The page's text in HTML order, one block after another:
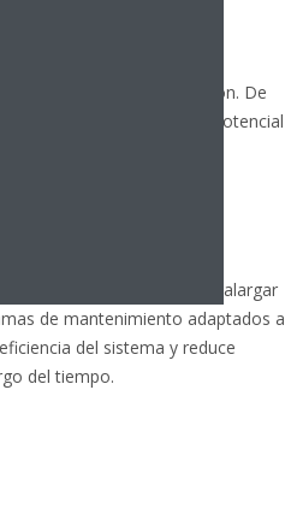
el control de la instalación. De
el máximo partido del potencial
desde un sistema de
a la instalación.
óptimo del sistema y alargar
de mantenimiento adaptados a
del sistema y reduce
del tiempo.